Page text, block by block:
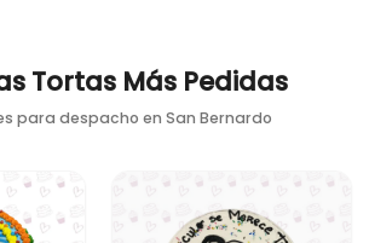
Tortas Más Pedidas
para despacho en San Bernardo